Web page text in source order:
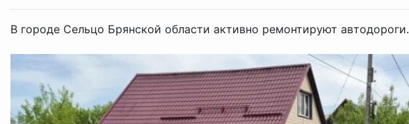
В городе Сельцо Брянской области активно ремонтируют автодороги.